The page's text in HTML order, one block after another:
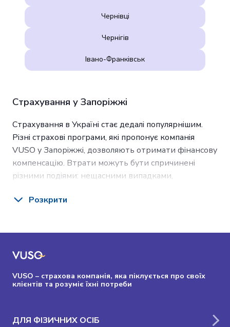
Чернівці
Чернігів
Івано-Франківськ
Страхування у Запоріжжі
Страхування в Україні стає дедалі популярнішим.
Різні страхові програми, які пропонує компанія
VUSO у Запоріжжі, дозволяють отримати фінансову
компенсацію. Втрати можуть бути спричинені
різними подіями: нещасними випадками,
техногенними катастрофами, дорожніми аваріями.
можливість застрахувати себе та вибрати страхову
програму на сайті онлайн чи в одному з наших
регіональних представництв. Поліси, пропоновані
Розкрити
VUSO – страхова компанія, яка піклується про своїх
клієнтів та розуміє їхні потреби
ДЛЯ ФІЗИЧНИХ ОСІБ